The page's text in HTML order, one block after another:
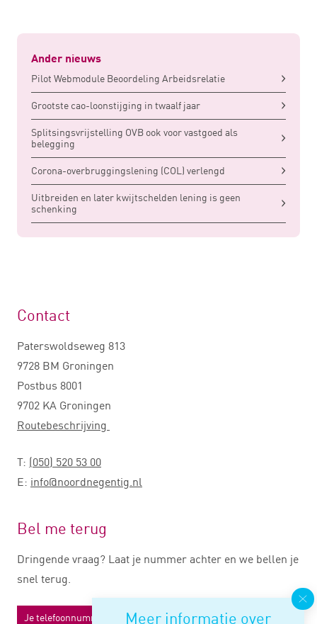
Ander nieuws
Pilot Webmodule Beoordeling Arbeidsrelatie
Grootste cao-loonstijging in twaalf jaar
Splitsingsvrijstelling OVB ook voor vastgoed als
belegging
Corona-overbruggingslening (COL) verlengd
Uitbreiden en later kwijtschelden lening is geen
schenking
Meer informatie over
Contact
Paterswoldseweg 813
9728 BM Groningen
Postbus 8001
9702 KA Groningen
Routebeschrijving
T: (050) 520 53 00
E: info@noordnegentig.nl
Bel me terug
Dringende vraag? Laat je nummer achter en we bellen je
snel terug.